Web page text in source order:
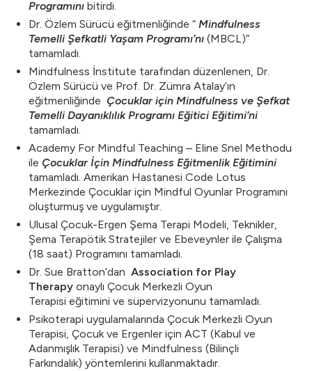
Programını bitirdi.
Dr. Özlem Sürücü eğitmenliğinde “ Mindfulness
Temelli Şefkatli Yaşam Programı’nı (MBCL)”
tamamladı.
Mindfulness İnstitute tarafından düzenlenen, Dr.
Özlem Sürücü ve Prof. Dr. Zümra Atalay‘ın
eğitmenliğinde Çocuklar için Mindfulness ve Şefkat
Temelli Dayanıklılık Programı Eğitici Eğitimi’ni
tamamladı.
Academy For Mindful Teaching – Eline Snel Methodu
ile Çocuklar İçin Mindfulness Eğitmenlik Eğitimini
tamamladı. Amerikan Hastanesi Code Lotus
Merkezinde Çocuklar için Mindful Oyunlar Programını
oluşturmuş ve uygulamıştır.
Ulusal Çocuk-Ergen Şema Terapi Modeli, Teknikler,
Şema Terapötik Stratejiler ve Ebeveynler ile Çalışma
(18 saat) Programını tamamladı.
Dr. Sue Bratton’dan Association for Play
Therapy onaylı Çocuk Merkezli Oyun
Terapisi eğitimini ve süpervizyonunu tamamladı.
Psikoterapi uygulamalarında Çocuk Merkezli Oyun
Terapisi, Çocuk ve Ergenler için ACT (Kabul ve
Adanmışlık Terapisi) ve Mindfulness (Bilinçli
Farkındalık) yöntemlerini kullanmaktadır.